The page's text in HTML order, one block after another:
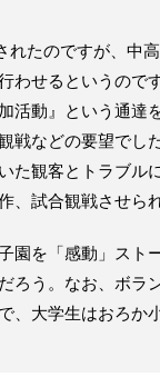
れたのですが、中
わせるというので
活動』という通
戦などの要望でし
た観客とトラブル
、試合観戦させら
園を「感動」スト
ろう。なお、ボラ
、大学生はおろか